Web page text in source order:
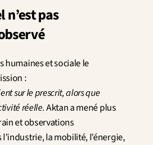
n’est pas
humaines et sociale le
:
sur le prescrit, alors que
réelle. Aktan a mené plus
et observations
la mobilité, l’énergie,